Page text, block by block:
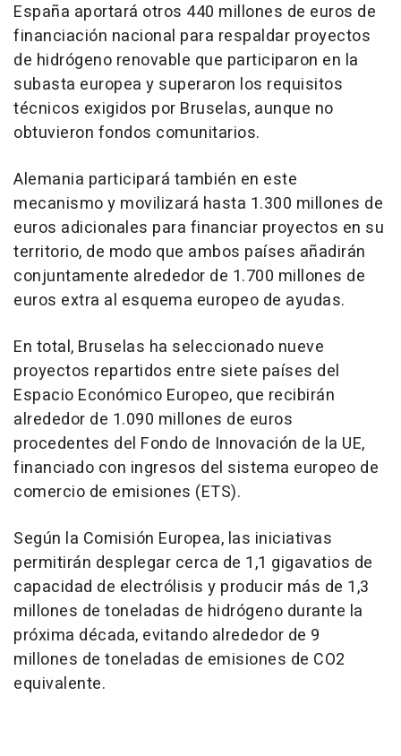
España aportará otros 440 millones de euros de
financiación nacional para respaldar proyectos
de hidrógeno renovable que participaron en la
subasta europea y superaron los requisitos
técnicos exigidos por Bruselas, aunque no
obtuvieron fondos comunitarios.
Alemania participará también en este
mecanismo y movilizará hasta 1.300 millones de
euros adicionales para financiar proyectos en su
territorio, de modo que ambos países añadirán
conjuntamente alrededor de 1.700 millones de
euros extra al esquema europeo de ayudas.
En total, Bruselas ha seleccionado nueve
proyectos repartidos entre siete países del
Espacio Económico Europeo, que recibirán
alrededor de 1.090 millones de euros
procedentes del Fondo de Innovación de la UE,
financiado con ingresos del sistema europeo de
comercio de emisiones (ETS).
Según la Comisión Europea, las iniciativas
permitirán desplegar cerca de 1,1 gigavatios de
capacidad de electrólisis y producir más de 1,3
millones de toneladas de hidrógeno durante la
próxima década, evitando alrededor de 9
millones de toneladas de emisiones de CO2
equivalente.